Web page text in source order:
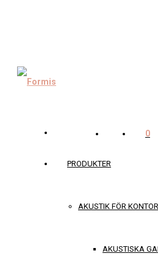
PRODUKTER
AKUSTIK FÖR
AKUSTISKA
0